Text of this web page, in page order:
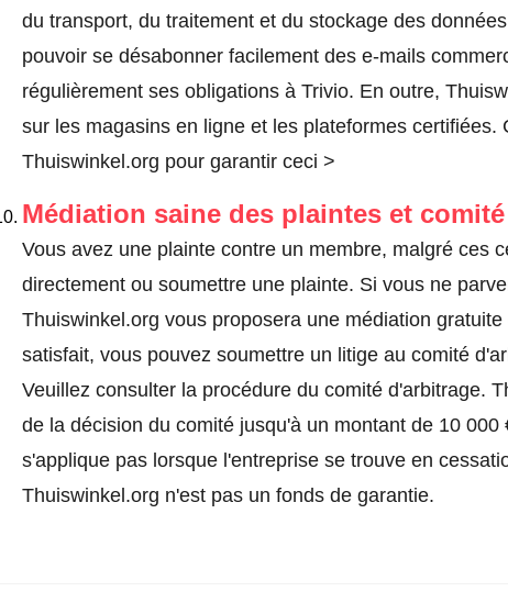
du transport, du traitement et du stockage des
pouvoir se désabonner facilement des e-mails
régulièrement ses obligations à Trivio. En outre,
sur les magasins en ligne et les plateformes certifiées.
Thuiswinkel.org pour garantir ceci >
Médiation saine des plaintes et
Vous avez une plainte contre un membre, malgré ces
directement ou soumettre une plainte. Si vous ne
Thuiswinkel.org vous proposera une médiation
satisfait, vous pouvez soumettre un litige au comité
Veuillez consulter la procédure du comité d'arbitrage.
de la décision du comité jusqu'à un montant de 10
s'applique pas lorsque l'entreprise se trouve en
Thuiswinkel.org n'est pas un fonds de garantie.